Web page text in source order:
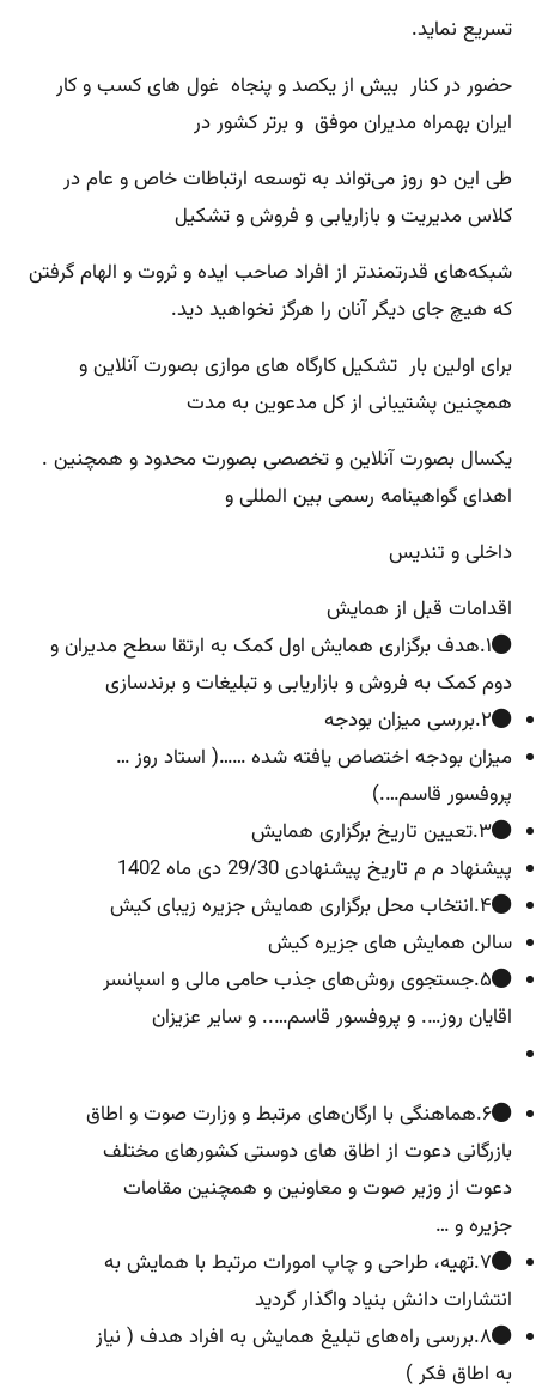
تسریع نماید.
حضور در کنار بیش از یکصد و پنجاه غول های کسب و کار
ایران بهمراه مدیران موفق و برتر کشور در
طی این دو روز می‌تواند به توسعه ارتباطات خاص و عام در
کلاس مدیریت و بازاریابی و فروش و تشکیل
شبکه‌های قدرتمند‌تر از افراد صاحب ایده و ثروت و الهام گرفتن
که هیچ جای دیگر آنان را هرگز نخواهید دید.
برای اولین بار تشکیل کارگاه های موازی بصورت آنلاین و
همچنین پشتیبانی از کل مدعوین به مدت
یکسال بصورت آنلاین و تخصصی بصورت محدود و همچنین .
اهدای گواهینامه رسمی بین المللی و
داخلی و تندیس
اقدامات قبل از همایش
۱.هدف برگزاری همایش اول کمک به ارتقا سطح مدیران و
دوم کمک به فروش و بازاریابی و تبلیغات و برندسازی
۲.بررسی میزان بودجه
میزان بودجه اختصاص یافته شده ……( استاد روز …
پروفسور قاسم….)
۳.تعیین تاریخ برگزاری همایش
پیشنهاد م م تاریخ پیشنهادی 29/30 دی ماه 1402
۴.انتخاب محل برگزاری همایش جزیره زیبای کیش
سالن همایش های جزیره کیش
۵.جستجوی روش‌های جذب حامی مالی و اسپانسر
اقایان روز…. و پروفسور قاسم….. و سایر عزیزان
۶.هماهنگی با ارگان‌های مرتبط و وزارت صوت و اطاق
بازرگانی دعوت از اطاق های دوستی کشورهای مختلف
دعوت از وزیر صوت و معاونین و همچنین مقامات
جزیره و …
۷.تهیه، طراحی و چاپ امورات مرتبط با همایش به
انتشارات دانش بنیاد واگذار گردید
۸.بررسی راه‌های تبلیغ همایش به افراد هدف ( نیاز
به اطاق فکر )